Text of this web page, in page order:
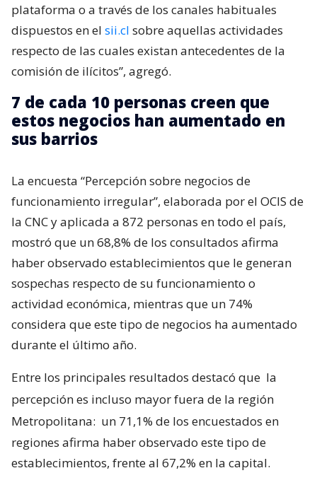
plataforma o a través de los canales habituales
dispuestos en el sii.cl sobre aquellas actividades
respecto de las cuales existan antecedentes de la
comisión de ilícitos”, agregó.
7 de cada 10 personas creen que
estos negocios han aumentado en
sus barrios
La encuesta “Percepción sobre negocios de
funcionamiento irregular”, elaborada por el OCIS de
la CNC y aplicada a 872 personas en todo el país,
mostró que un 68,8% de los consultados afirma
haber observado establecimientos que le generan
sospechas respecto de su funcionamiento o
actividad económica, mientras que un 74%
considera que este tipo de negocios ha aumentado
durante el último año.
Entre los principales resultados destacó que la
percepción es incluso mayor fuera de la región
Metropolitana: un 71,1% de los encuestados en
regiones afirma haber observado este tipo de
establecimientos, frente al 67,2% en la capital.